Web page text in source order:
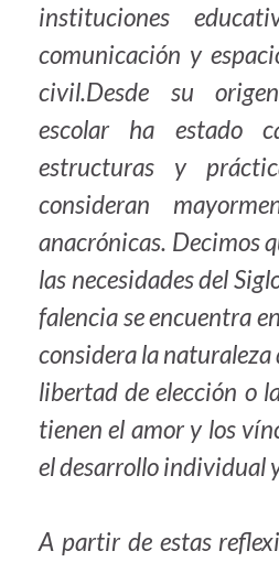
instituciones
comunicación y
civil.Desde su
escolar ha estado
estructuras y
consideran
anacrónicas. Decimos
las necesidades del
falencia se encuentra
considera la naturaleza
libertad de elección o
tienen el amor y los
el desarrollo individual
A partir de estas